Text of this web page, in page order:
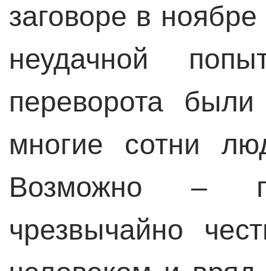
заговоре в
неудачной
переворота
многие сотни
Возможно –
чрезвычайно